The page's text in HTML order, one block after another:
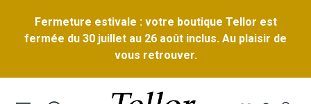
Fermeture estivale : votre boutique Tellor est
fermée du 30 juillet au 26 août inclus. Au plaisir de
vous retrouver.